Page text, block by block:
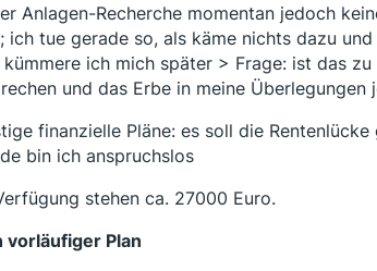
Anlagen-Recherche momentan jedoch
ich tue gerade so, als käme nichts dazu
kümmere ich mich später > Frage: ist das
und das Erbe in meine Überlegungen
finanzielle Pläne: es soll die
bin ich anspruchslos
stehen ca. 27000 Euro.
vorläufiger Plan